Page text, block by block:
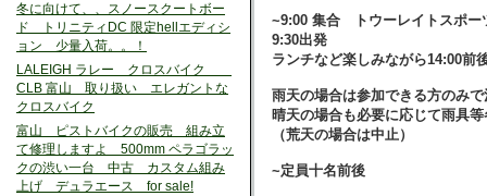
~9:00 集合 トウーレイトスポー
9:30出発
ランチなど楽しみながら14:00前
雨天の場合は参加できる方のみ
晴天の場合も必要に応じて雨具
（荒天の場合は中止）
~定員十名前後
冬に向けて、、スノースクートボー
ド トリニティDC 限定hellエディシ
ョン 少量入荷。。！
LALEIGH ラレー クロスバイク
CLB 富山 取り扱い エレガントな
クロスバイク
富山 ピストバイクの販売 組み立
て修理しますよ 500mm ペラゴラッ
クの渋い一台 中古 カスタム組み
上げ デュラエース for sale!